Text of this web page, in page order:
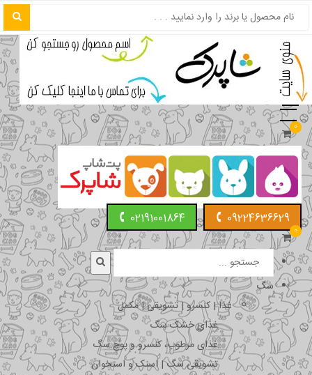
0
09224636629
02191001864
0
سگ
غذا | کنسرو | تشویقی | مکمل
غذای خشک سگ
غذای مرطوب، کنسرو و پوچ سگ
تشویقی سگ | اسنک و استخوان